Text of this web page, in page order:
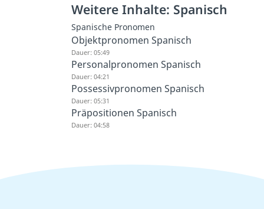
Weitere Inhalte: Spanisch
Spanische Pronomen
Objektpronomen Spanisch
Dauer: 05:49
Personalpronomen Spanisch
Dauer: 04:21
Possessivpronomen Spanisch
Dauer: 05:31
Präpositionen Spanisch
Dauer: 04:58